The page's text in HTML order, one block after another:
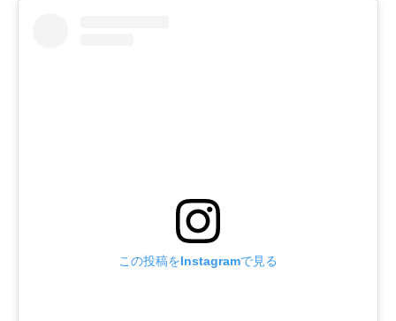
この投稿をInstagramで見る